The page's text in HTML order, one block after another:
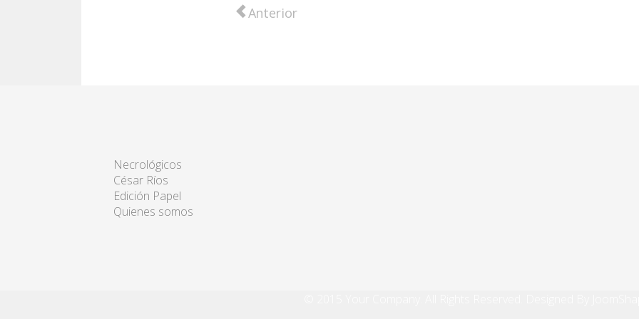
Artículo anterior: Puerto General San Martín. Histórica inversión
Anterior
Necrológicos
César Ríos
Edición Papel
Quienes somos